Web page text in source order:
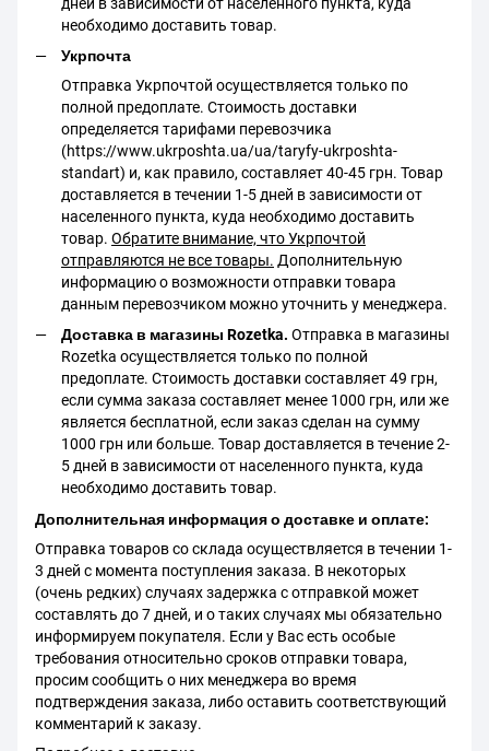
необходимо доставить товар.
Укрпочта
Отправка Укрпочтой осуществляется только по
полной предоплате. Стоимость доставки
определяется тарифами перевозчика
(https://www.ukrposhta.ua/ua/taryfy-ukrposhta-
standart) и, как правило, составляет 40-45 грн. Товар
доставляется в течении 1-5 дней в зависимости от
населенного пункта, куда необходимо доставить
товар. Обратите внимание, что Укрпочтой
отправляются не все товары. Дополнительную
информацию о возможности отправки товара
данным перевозчиком можно уточнить у менеджера.
Доставка в магазины Rozetka. Отправка в магазины
Rozetka осуществляется только по полной
предоплате. Стоимость доставки составляет 49 грн,
если сумма заказа составляет менее 1000 грн, или же
является бесплатной, если заказ сделан на сумму
1000 грн или больше. Товар доставляется в течение 2-
5 дней в зависимости от населенного пункта, куда
необходимо доставить товар.
Дополнительная информация о доставке и оплате:
Отправка товаров со склада осуществляется в течении 1-
3 дней с момента поступления заказа. В некоторых
(очень редких) случаях задержка с отправкой может
составлять до 7 дней, и о таких случаях мы обязательно
информируем покупателя. Если у Вас есть особые
требования относительно сроков отправки товара,
просим сообщить о них менеджера во время
подтверждения заказа, либо оставить соответствующий
комментарий к заказу.